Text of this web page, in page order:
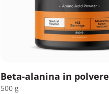
Beta-alanina in polvere
500 g